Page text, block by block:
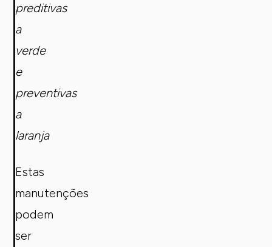
preditivas
a
verde
e
preventivas
a
laranja
Estas
manutenções
podem
ser